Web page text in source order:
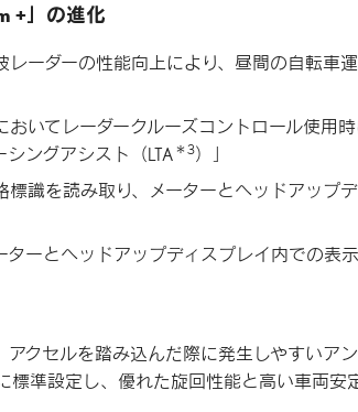
+」の進化
レーダーの性能向上により、昼間の自転車
おいてレーダークルーズコントロール使用
ングアシスト（LTA ＊3）」
標識を読み取り、メーターとヘッドアップ
ターとヘッドアップディスプレイ内での表
アクセルを踏み込んだ際に発生しやすいア
標準設定し、優れた旋回性能と高い車両安